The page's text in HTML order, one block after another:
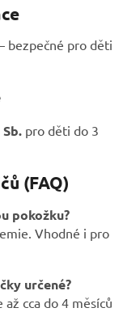
bezpečné pro děti
pro děti do 3
(FAQ)
pokožku?
Vhodné i pro
určené?
cca do 4 měsíců